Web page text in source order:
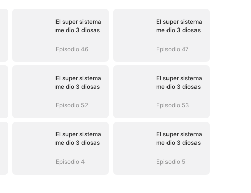
El super sistema
me dio 3 diosas
Episodio 46
El super sistema
me dio 3 diosas
Episodio 47
El super sistema
me dio 3 diosas
Episodio 52
El super sistema
me dio 3 diosas
Episodio 53
El super sistema
me dio 3 diosas
Episodio 4
El super sistema
me dio 3 diosas
Episodio 5